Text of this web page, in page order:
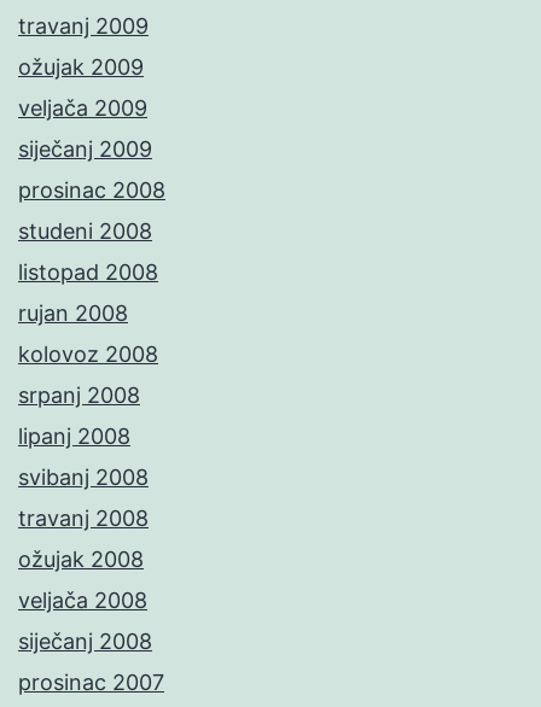
travanj 2009
ožujak 2009
veljača 2009
siječanj 2009
prosinac 2008
studeni 2008
listopad 2008
rujan 2008
kolovoz 2008
srpanj 2008
lipanj 2008
svibanj 2008
travanj 2008
ožujak 2008
veljača 2008
siječanj 2008
prosinac 2007